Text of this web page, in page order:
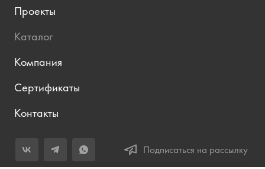
Проекты
Каталог
Компания
Сертификаты
Контакты
Подписаться на рассылку